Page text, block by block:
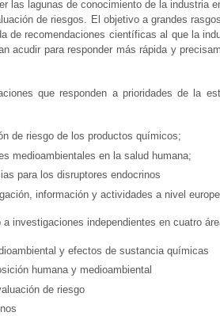
las lagunas de conocimiento de la industria
de riesgos. El objetivo a grandes
de recomendaciones científicas al que la
acudir para responder más rápida y
que responden a prioridades de la
de riesgo de los productos químicos;
medioambientales en la salud humana;
para los disruptores endocrinos
información y actividades a nivel
a investigaciones independientes en cuatro
y efectos de sustancia químicas
humana y medioambiental
de riesgo